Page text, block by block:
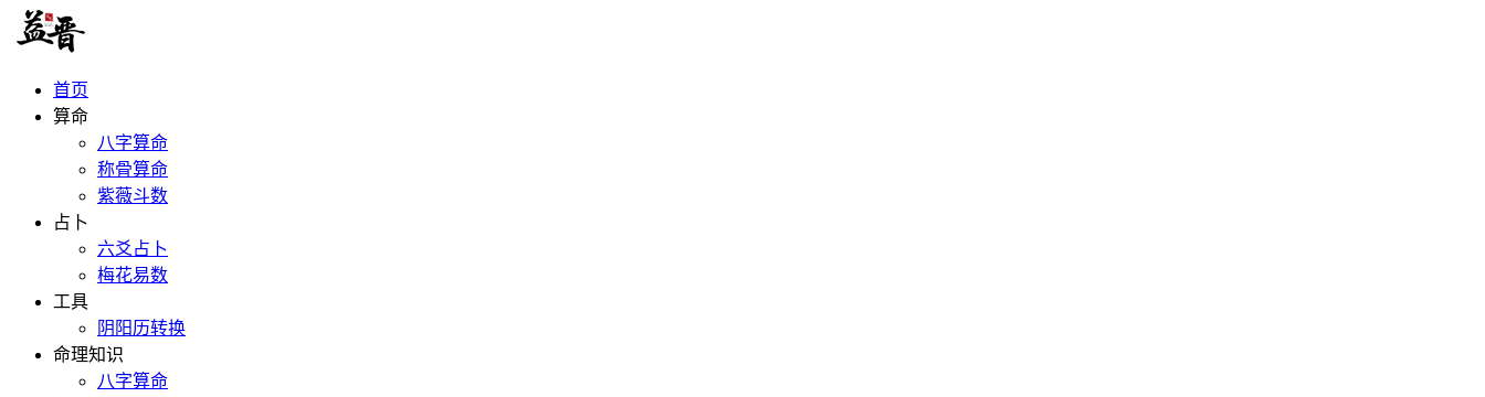
首页
算命
八字算命
称骨算命
紫薇斗数
占卜
六爻占卜
梅花易数
工具
阴阳历转换
命理知识
八字算命